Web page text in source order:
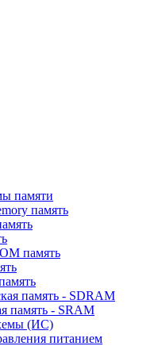
памяти
память
память
память - SDRAM
память - SRAM
(ИС)
питанием